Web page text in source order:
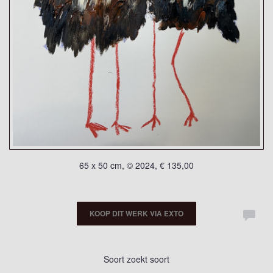
65 x 50 cm, © 2024, € 135,00
KOOP DIT WERK VIA EXTO
Soort zoekt soort